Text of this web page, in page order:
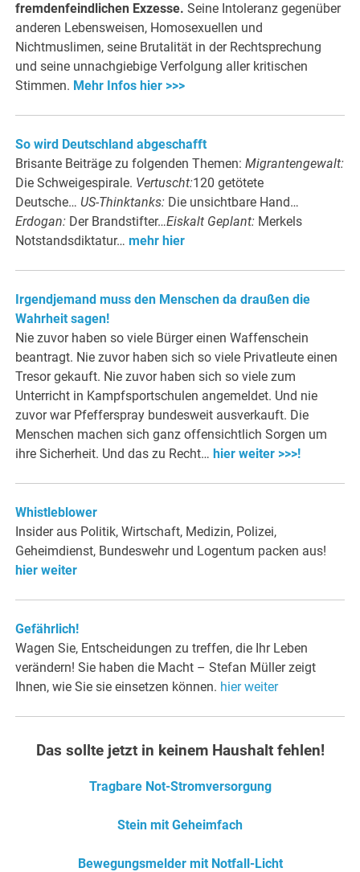
fremdenfeindlichen Exzesse. Seine Intoleranz gegenüber
anderen Lebensweisen, Homosexuellen und
Nichtmuslimen, seine Brutalität in der Rechtsprechung
und seine unnachgiebige Verfolgung aller kritischen
Stimmen. Mehr Infos hier >>>
So wird Deutschland abgeschafft
Brisante Beiträge zu folgenden Themen:Migrantengewalt:
Die Schweigespirale. Vertuscht:120 getötete
Deutsche… US-Thinktanks: Die unsichtbare Hand…
Erdogan: Der Brandstifter…Eiskalt Geplant: Merkels
Notstandsdiktatur…mehr hier
Irgendjemand muss den Menschen da draußen die
Wahrheit sagen!
Nie zuvor haben so viele Bürger einen Waffenschein
beantragt. Nie zuvor haben sich so viele Privatleute einen
Tresor gekauft. Nie zuvor haben sich so viele zum
Unterricht in Kampfsportschulen angemeldet. Und nie
zuvor war Pfefferspray bundesweit ausverkauft. Die
Menschen machen sich ganz offensichtlich Sorgen um
ihre Sicherheit. Und das zu Recht… hier weiter >>>!
Whistleblower
Insider aus Politik, Wirtschaft, Medizin, Polizei,
Geheimdienst, Bundeswehr und Logentum packen aus!
hier weiter
Gefährlich!
Wagen Sie, Entscheidungen zu treffen, die Ihr Leben
verändern! Sie haben die Macht – Stefan Müller zeigt
Ihnen, wie Sie sie einsetzen können. hier weiter
Das sollte jetzt in keinem Haushalt fehlen!
Tragbare Not-Stromversorgung
Stein mit Geheimfach
Bewegungsmelder mit Notfall-Licht